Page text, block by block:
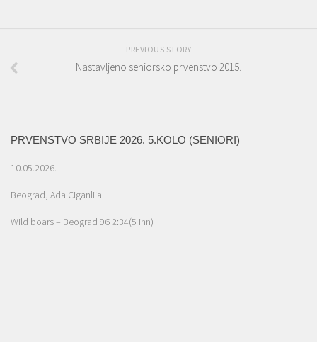
PREVIOUS STORY
Nastavljeno seniorsko prvenstvo 2015.
PRVENSTVO SRBIJE 2026. 5.KOLO (SENIORI)
10.05.2026.
Beograd, Ada Ciganlija
Wild boars – Beograd 96 2:34(5 inn)